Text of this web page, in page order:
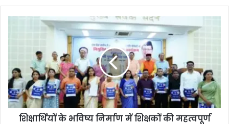
te
शिक्षार्थियों के भविष्य निर्माण में शिक्षकों की महत्वपूर्ण